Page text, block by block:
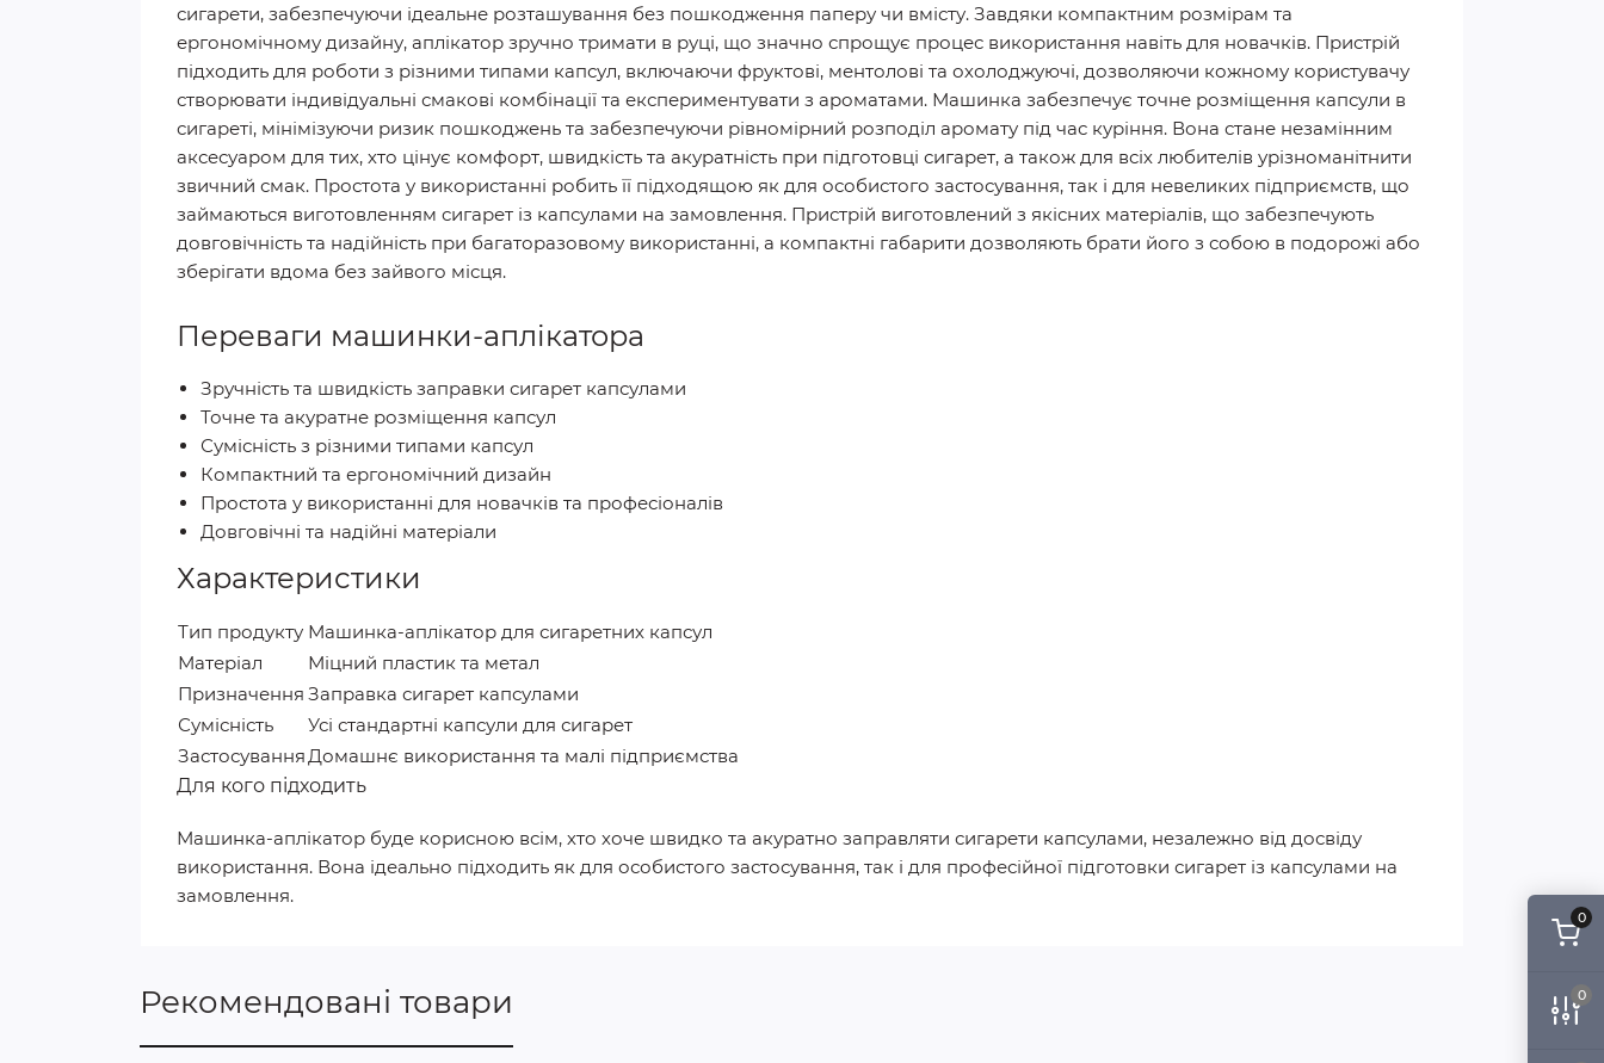
0
0
сигарети, забезпечуючи ідеальне розташування без пошкодження паперу чи вмісту. Завдяки компактним розмірам та
ергономічному дизайну, аплікатор зручно тримати в руці, що значно спрощує процес використання навіть для новачків. Пристрій
підходить для роботи з різними типами капсул, включаючи фруктові, ментолові та охолоджуючі, дозволяючи кожному користувачу
створювати індивідуальні смакові комбінації та експериментувати з ароматами. Машинка забезпечує точне розміщення капсули в
сигареті, мінімізуючи ризик пошкоджень та забезпечуючи рівномірний розподіл аромату під час куріння. Вона стане незамінним
аксесуаром для тих, хто цінує комфорт, швидкість та акуратність при підготовці сигарет, а також для всіх любителів урізноманітнити
звичний смак. Простота у використанні робить її підходящою як для особистого застосування, так і для невеликих підприємств, що
займаються виготовленням сигарет із капсулами на замовлення. Пристрій виготовлений з якісних матеріалів, що забезпечують
довговічність та надійність при багаторазовому використанні, а компактні габарити дозволяють брати його з собою в подорожі або
зберігати вдома без зайвого місця.
Переваги машинки-аплікатора
Зручність та швидкість заправки сигарет капсулами
Точне та акуратне розміщення капсул
Сумісність з різними типами капсул
Компактний та ергономічний дизайн
Простота у використанні для новачків та професіоналів
Довговічні та надійні матеріали
Характеристики
Тип продукту Машинка-аплікатор для сигаретних капсул
Матеріал
Міцний пластик та метал
Призначення Заправка сигарет капсулами
Сумісність
Усі стандартні капсули для сигарет
ЗастосуванняДомашнє використання та малі підприємства
Для кого підходить
Машинка-аплікатор буде корисною всім, хто хоче швидко та акуратно заправляти сигарети капсулами, незалежно від досвіду
використання. Вона ідеально підходить як для особистого застосування, так і для професійної підготовки сигарет із капсулами на
замовлення.
Рекомендовані товари